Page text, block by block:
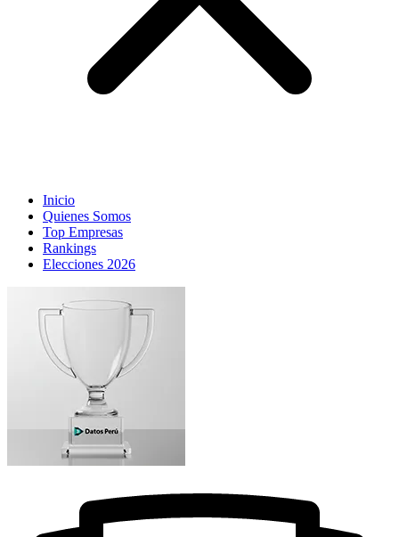
Inicio
Quienes Somos
Top Empresas
Rankings
Elecciones 2026